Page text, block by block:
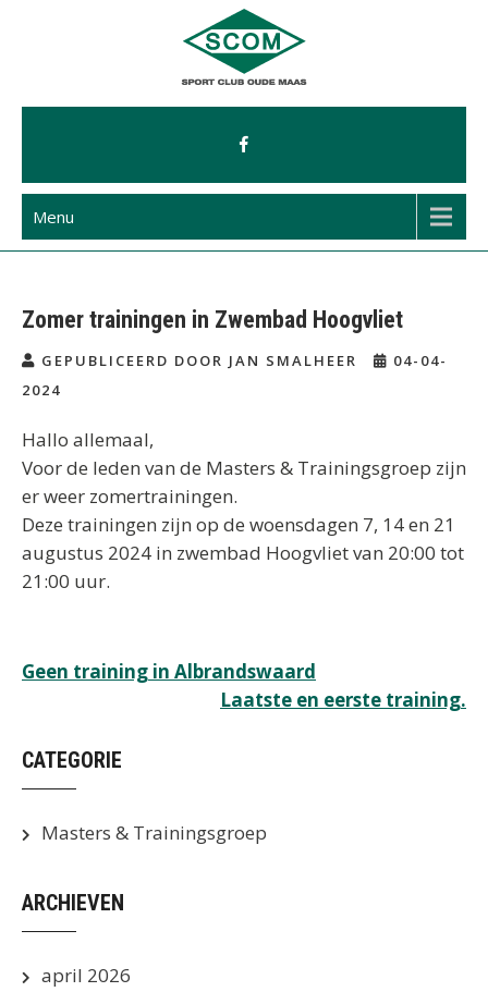
Menu
Zomer trainingen in Zwembad Hoogvliet
GEPUBLICEERD DOOR JAN SMALHEER
04-04-
2024
Hallo allemaal,
Voor de leden van de Masters & Trainingsgroep zijn
er weer zomertrainingen.
Deze trainingen zijn op de woensdagen 7, 14 en 21
augustus 2024 in zwembad Hoogvliet van 20:00 tot
21:00 uur.
Bericht
Geen training in Albrandswaard
Laatste en eerste training.
CATEGORIE
Masters & Trainingsgroep
ARCHIEVEN
april 2026